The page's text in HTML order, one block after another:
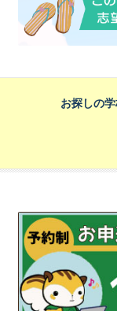
お探しの